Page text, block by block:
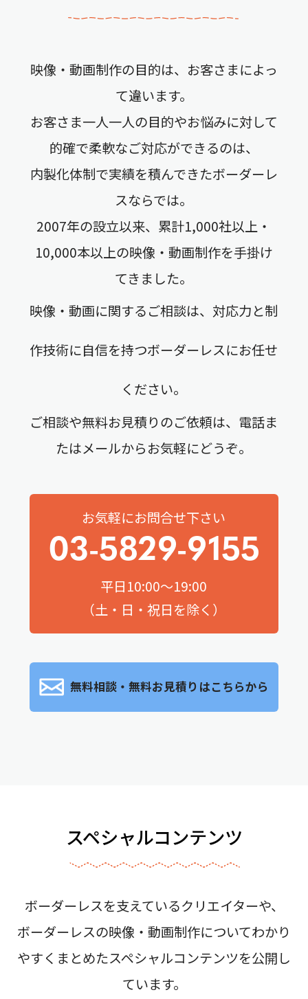
映像・動画制作の目的は、お客さまによっ
て違います。
お客さま一人一人の目的やお悩みに対して
的確で柔軟なご対応ができるのは、
内製化体制で実績を積んできたボーダーレ
スならでは。
2007年の設立以来、累計1,000社以上・
10,000本以上の映像・動画制作を手掛け
てきました。
映像・動画に関するご相談は、対応力と制
作技術に自信を持つボーダーレスにお任せ
ください。
ご相談や無料お見積りのご依頼は、電話ま
たはメールからお気軽にどうぞ。
お気軽にお問合せ下さい
03-5829-9155
平日10:00～19:00
（土・日・祝日を除く）
無料相談・無料お見積りはこちらから
スペシャルコンテンツ
ボーダーレスを支えているクリエイターや、
ボーダーレスの映像・動画制作についてわかり
やすくまとめたスペシャルコンテンツを公開し
ています。